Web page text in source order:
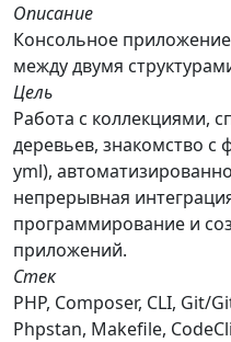
Описание
Консольное
между двумя
Цель
Работа с коллекциями,
деревьев, знакомство
yml),
непрерывная
программирование и
приложений.
Стек
PHP, Composer, CLI, Git/
Phpstan, Makefile,